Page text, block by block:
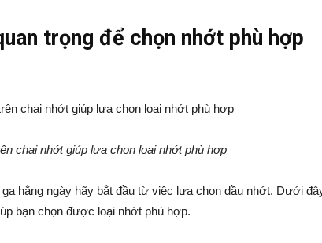
trọng để chọn nhớt phù hợp
chai nhớt giúp lựa chọn loại nhớt phù hợp
hằng ngày hãy bắt đầu từ việc lựa chọn dầu nhớt. Dưới
bạn chọn được loại nhớt phù hợp.